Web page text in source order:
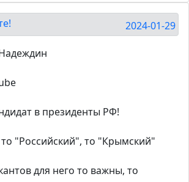
2024-01-29
в президенты РФ!
"Российский", то "Крымский"
для него то важны, то